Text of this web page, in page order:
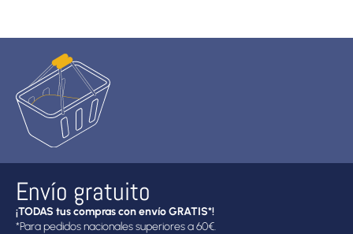
Envío gratuito
¡TODAS tus compras con envío GRATIS*!
*Para pedidos nacionales superiores a 60€.